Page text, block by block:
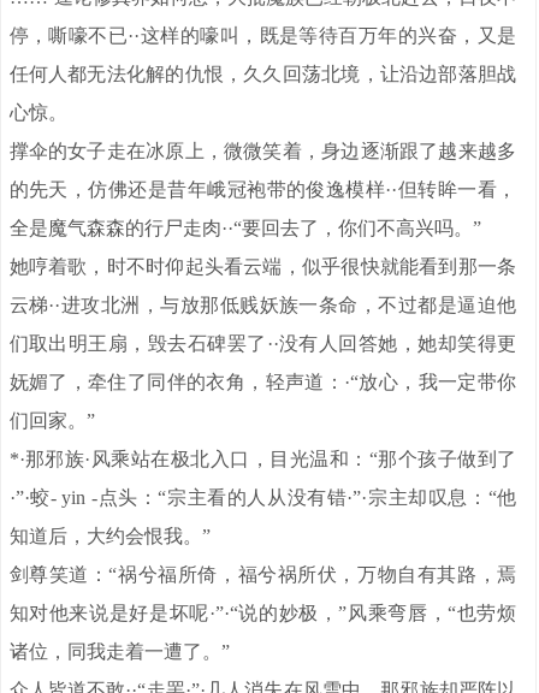
停，嘶嚎不已··这样的嚎叫，既是等待百万年的兴奋，又是
任何人都无法化解的仇恨，久久回荡北境，让沿边部落胆战
心惊。
撑伞的女子走在冰原上，微微笑着，身边逐渐跟了越来越多
的先天，仿佛还是昔年峨冠袍带的俊逸模样··但转眸一看，
全是魔气森森的行尸走肉··“要回去了，你们不高兴吗。”
她哼着歌，时不时仰起头看云端，似乎很快就能看到那一条
云梯··进攻北洲，与放那低贱妖族一条命，不过都是逼迫他
们取出明王扇，毁去石碑罢了··没有人回答她，她却笑得更
妩媚了，牵住了同伴的衣角，轻声道：·“放心，我一定带你
们回家。”
*·那邪族·风乘站在极北入口，目光温和：“那个孩子做到了
·”·蛟- yin -点头：“宗主看的人从没有错·”·宗主却叹息：“他
知道后，大约会恨我。”
剑尊笑道：“祸兮福所倚，福兮祸所伏，万物自有其路，焉
知对他来说是好是坏呢·”·“说的妙极，”风乘弯唇，“也劳烦
诸位，同我走着一遭了。”